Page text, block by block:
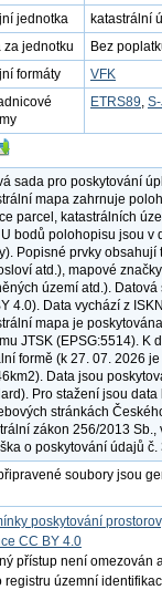
jednotka
katastrální
za jednotku
Bez
formáty
VFK
ETRS89,
sada pro poskytování
mapa zahrnuje
parcel, katastrálních
bodů polohopisu jsou v
Popisné prvky
atd.), mapové
území atd.).
4.0). Data vychází z
mapa je
JTSK (EPSG:5514). K
formě (k 27. 07. 2026
Data jsou
Pro stažení jsou
stránkách
zákon 256/2013
o poskytování údajů
soubory jsou
poskytování
CC BY 4.0
přístup není omezován
registru územní